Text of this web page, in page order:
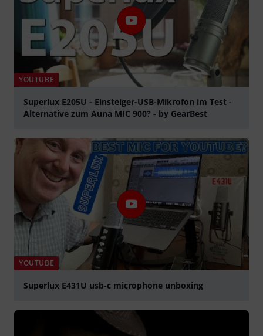
YOUTUBE
Superlux E205U - Einsteiger-USB-Mikrofon im Test -
Alternative zum Auna MIC 900? - by GearBest
YOUTUBE
Superlux E431U usb-c microphone unboxing